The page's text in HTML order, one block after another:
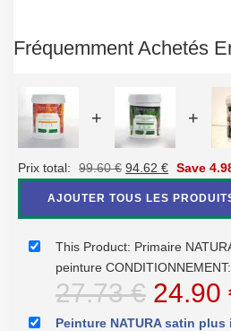
Fréquemment Achetés
+ +
Prix total: 99.60€ Le
99.60 €.
94.62 €Le
94.62 €.
Save
AJOUTER TOUS LES
This Product: Primaire
peinture
27.73€ Le
prix
24.90
Peinture NATURA satin